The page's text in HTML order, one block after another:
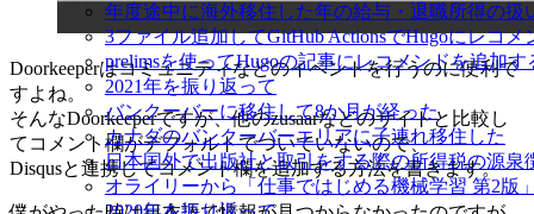
年度途中に海外移住した年の給与・退職所得の扱
3ファイル追加してGitHub ActionsでHugoにレコ
prelimsを使ってHugoの記事にレコメンドを追加す
2021年を振り返って
バンクーバーに移住して8か月が経った
カナダのバンクーバーエリアに子連れ移住した
日本国外で出版社と取引をする際の所得税の源泉
オライリーから「仕事ではじめる機械学習 第2版
Doorkeeperはコミュニティなどのイベントを行うのに便利で
すよね。
そんなDoorkeeperですが、他のzusaarなどのサイトと比較し
てコメント欄がデフォルトでついていないので、
Disqusと連携してコメント欄を追加する方法を書きます。